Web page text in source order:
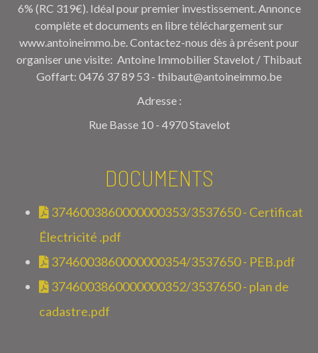
6% (RC 319€). Idéal pour premier investissement. Annonce
complète et documents en libre téléchargement sur
www.antoineimmo.be. Contactez-nous dès à présent pour
organiser une visite: Antoine Immobilier Stavelot / Thibaut
Goffart: 0476 37 89 53 - thibaut@antoineimmo.be
Adresse :
Rue Basse 10 - 4970 Stavelot
DOCUMENTS
3746003860000000353/3537650 - Certificat
Électricité .pdf
3746003860000000354/3537650 - PEB.pdf
3746003860000000352/3537650 - plan de
cadastre.pdf